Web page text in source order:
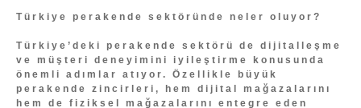
Türkiye perakende sektöründe neler oluyor?
Türkiye’deki perakende sektörü de dijitalleşme
ve müşteri deneyimini iyileştirme konusunda
önemli adımlar atıyor. Özellikle büyük
perakende zincirleri, hem dijital mağazalarını
hem de fiziksel mağazalarını entegre eden